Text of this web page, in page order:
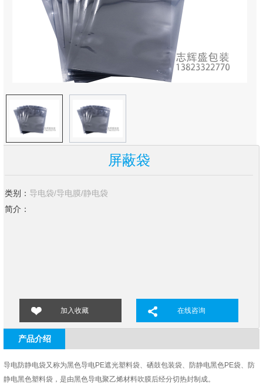
屏蔽袋
类别： 导电袋/导电膜/静电袋
简介：
加入收藏 在线咨询
产品介绍
导电防静电袋又称为黑色导电PE遮光塑料袋、硒鼓包装袋、防静电黑色PE袋、防
静电黑色塑料袋，是由黑色导电聚乙烯材料吹膜后经分切热封制成。